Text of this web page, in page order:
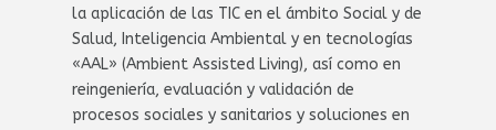
la aplicación de las TIC en el ámbito Social y de
Salud, Inteligencia Ambiental y en tecnologías
«AAL» (Ambient Assisted Living), así como en
reingeniería, evaluación y validación de
procesos sociales y sanitarios y soluciones en